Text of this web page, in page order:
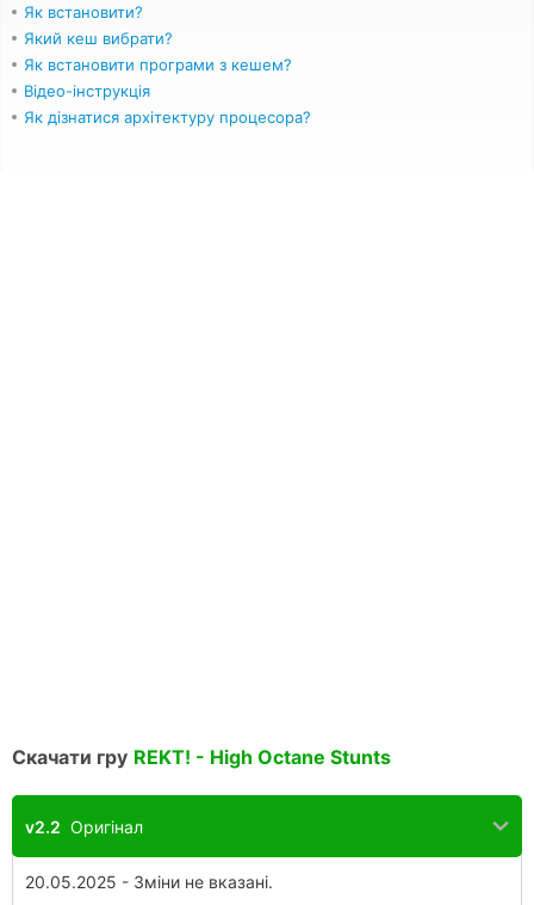
Як встановити?
Який кеш вибрати?
Як встановити програми з кешем?
Відео-інструкція
Як дізнатися архітектуру процесора?
Скачати гру REKT! - High Octane Stunts
v2.2 Оригінал
20.05.2025 - Зміни не вказані.